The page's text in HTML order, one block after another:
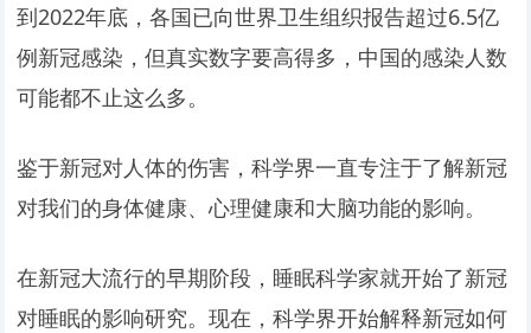
到2022年底，各国已向世界卫生组织报告超过6.5亿
例新冠感染，但真实数字要高得多，中国的感染人数
可能都不止这么多。
鉴于新冠对人体的伤害，科学界一直专注于了解新冠
对我们的身体健康、心理健康和大脑功能的影响。
在新冠大流行的早期阶段，睡眠科学家就开始了新冠
对睡眠的影响研究。现在，科学界开始解释新冠如何